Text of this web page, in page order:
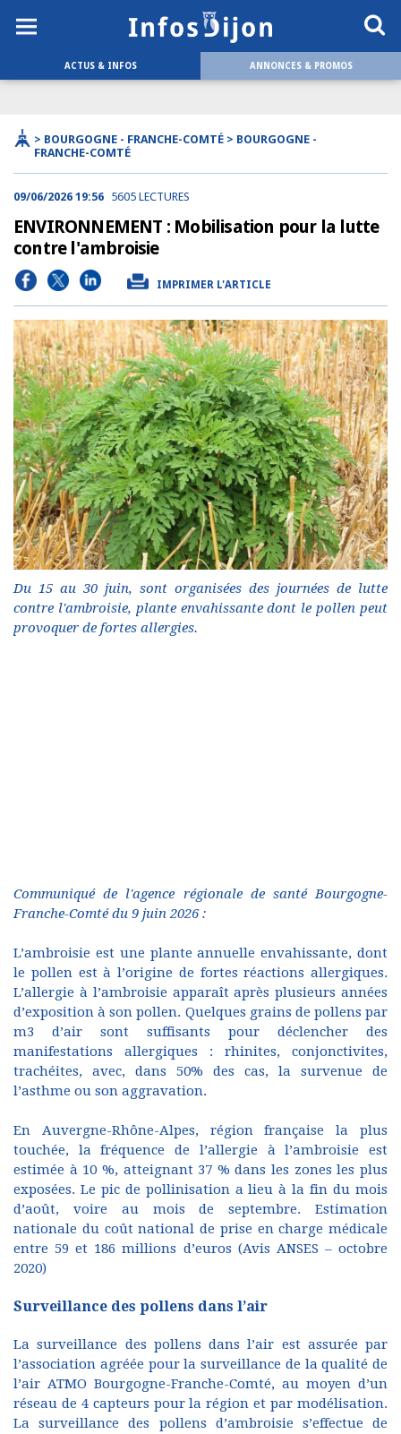
ACTUS & INFOS ANNONCES & PROMOS
> BOURGOGNE - FRANCHE-COMTÉ > BOURGOGNE -
FRANCHE-COMTÉ
09/06/2026 19:56 5605 LECTURES
ENVIRONNEMENT : Mobilisation pour la lutte
contre l'ambroisie
IMPRIMER L'ARTICLE
Du 15 au 30 juin, sont organisées des journées de lutte
contre l'ambroisie, plante envahissante dont le pollen peut
provoquer de fortes allergies.
Communiqué de l'agence régionale de santé Bourgogne-
Franche-Comté du 9 juin 2026 :
L’ambroisie est une plante annuelle envahissante, dont
le pollen est à l’origine de fortes réactions allergiques.
L’allergie à l’ambroisie apparaît après plusieurs années
d’exposition à son pollen. Quelques grains de pollens par
m3 d’air sont suffisants pour déclencher des
manifestations allergiques : rhinites, conjonctivites,
trachéites, avec, dans 50% des cas, la survenue de
l’asthme ou son aggravation.
En Auvergne-Rhône-Alpes, région française la plus
touchée, la fréquence de l’allergie à l’ambroisie est
estimée à 10 %, atteignant 37 % dans les zones les plus
exposées. Le pic de pollinisation a lieu à la fin du mois
d’août, voire au mois de septembre. Estimation
nationale du coût national de prise en charge médicale
entre 59 et 186 millions d’euros (Avis ANSES – octobre
2020)
Surveillance des pollens dans l’air
La surveillance des pollens dans l’air est assurée par
l’association agréée pour la surveillance de la qualité de
l’air ATMO Bourgogne-Franche-Comté, au moyen d’un
réseau de 4 capteurs pour la région et par modélisation.
La surveillance des pollens d’ambroisie s’effectue de